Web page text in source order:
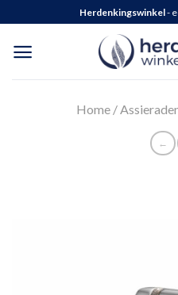
Herdenkingswinkel-
Home /
←